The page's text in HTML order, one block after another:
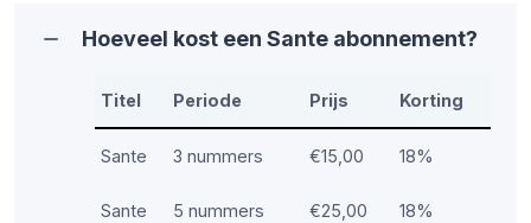
Hoeveel kost een Sante abonnement?
Titel Periode Prijs Korting
Sante 3 nummers €15,00 18%
Sante 5 nummers €25,00 18%